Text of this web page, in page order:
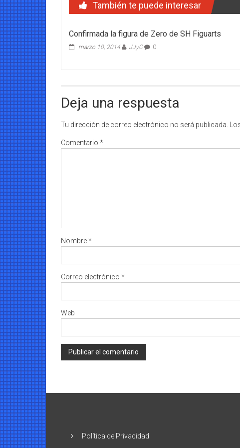
También te puede interesar
Confirmada la figura de Zero de SH Figuarts
marzo 10, 2014 JJyC 0
Deja una respuesta
Tu dirección de correo electrónico no será publicada.
Comentario *
Nombre*
Correo electrónico *
Web
Política de Privacidad